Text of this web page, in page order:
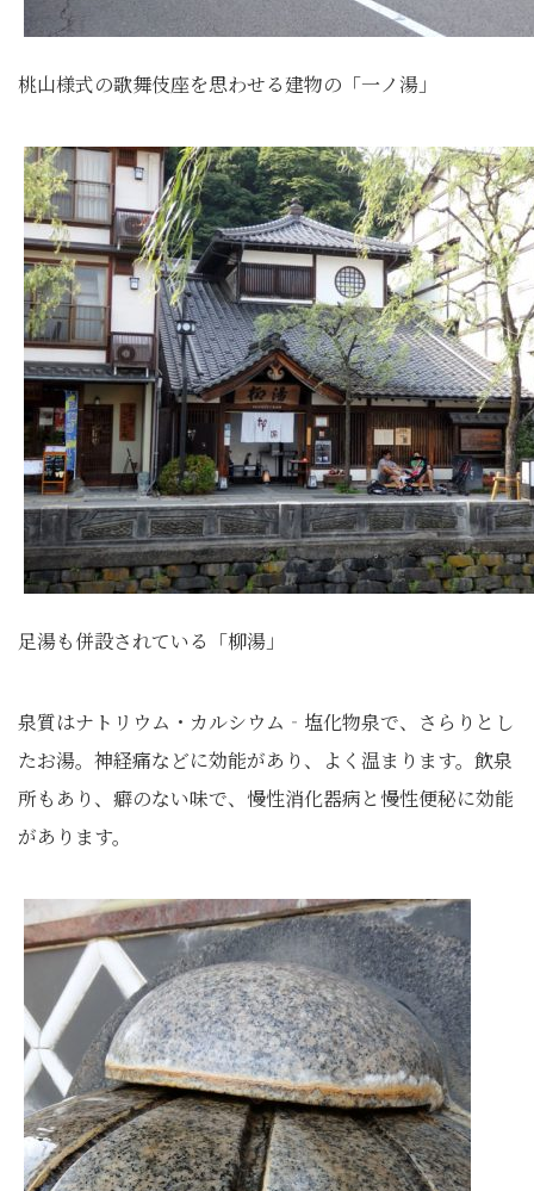
桃山様式の歌舞伎座を思わせる建物の「一ノ湯」
足湯も併設されている「柳湯」
泉質はナトリウム・カルシウム‐塩化物泉で、さらりとし
たお湯。神経痛などに効能があり、よく温まります。飲泉
所もあり、癖のない味で、慢性消化器病と慢性便秘に効能
があります。